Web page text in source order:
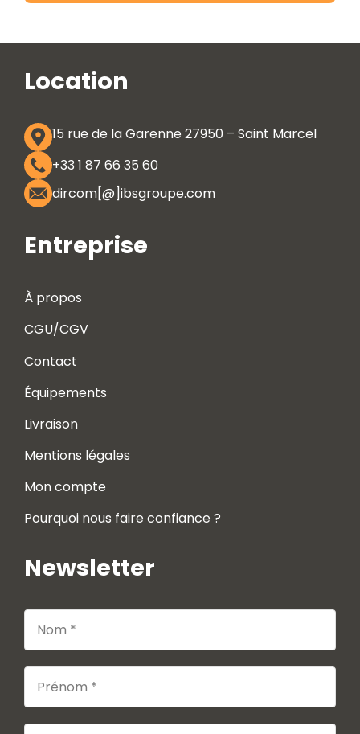
Location
15 rue de la Garenne 27950 – Saint Marcel
+33 1 87 66 35 60
dircom[@]ibsgroupe.com
Entreprise
À propos
CGU/CGV
Contact
Équipements
Livraison
Mentions légales
Mon compte
Pourquoi nous faire confiance ?
Newsletter